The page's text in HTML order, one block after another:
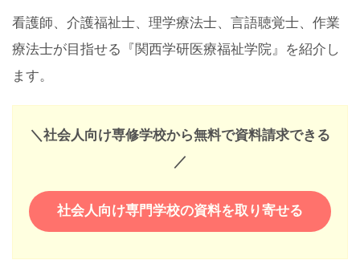
看護師、介護福祉士、理学療法士、言語聴覚士、作業
療法士が目指せる『関西学研医療福祉学院』を紹介し
ます。
＼社会人向け専修学校から無料で資料請求できる
／
社会人向け専門学校の資料を取り寄せる